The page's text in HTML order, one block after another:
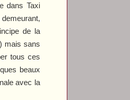
dans Taxi
de la
mais sans
tous ces
beaux
avec la